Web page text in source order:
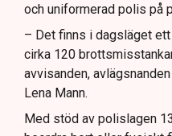
och uniformerad polis på
– Det finns i dagsläget
cirka 120
avvisanden,
Lena Mann.
Med stöd av polislagen